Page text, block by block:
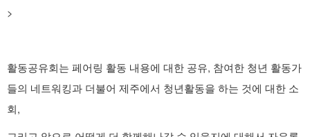
>
활동공유회는 페어링 활동 내용에 대한 공유, 참여한 청년 활동가
들의 네트워킹과 더불어 제주에서 청년활동을 하는 것에 대한 소
회,